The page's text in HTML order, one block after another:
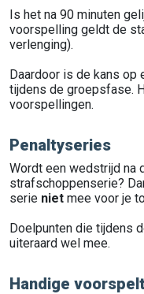
Is het na 90 minuten
voorspelling geldt de
verlenging).
Daardoor is de kans op
tijdens de groepsfase.
voorspellingen.
Penaltyseries
Wordt een wedstrijd na
strafschoppenserie?
serie niet mee voor je
Doelpunten die tijdens
uiteraard wel mee.
Handige